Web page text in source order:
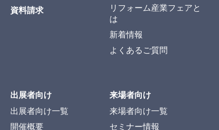
資料請求
リフォーム産業フェアと
は
新着情報
よくあるご質問
出展者向け
出展者向け一覧
開催概要
来場者向け
来場者向け一覧
セミナー情報